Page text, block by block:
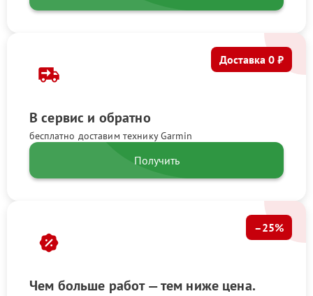
В сервис и обратно
бесплатно доставим технику Garmin
Доставка 0 ₽
Получить
Чем больше работ — тем ниже цена.
–25%